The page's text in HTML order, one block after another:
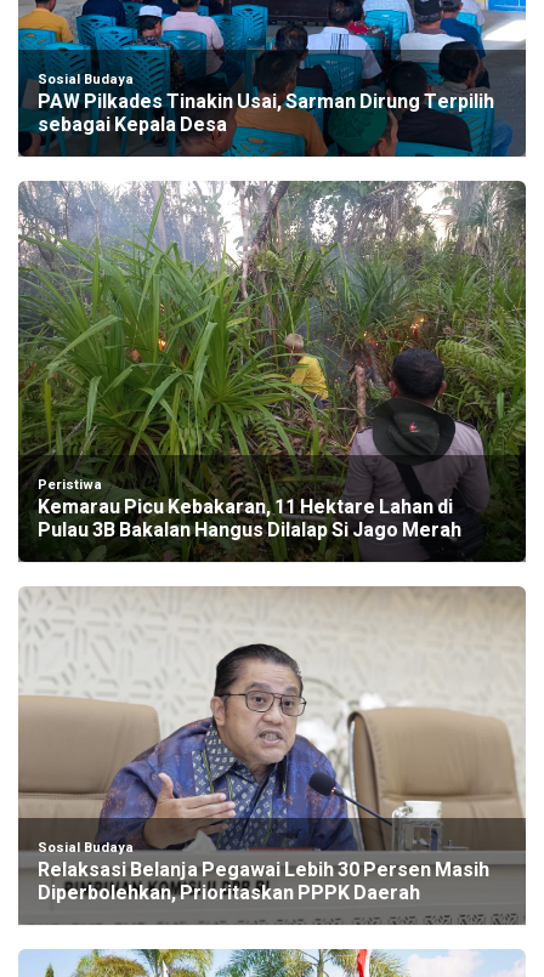
Sosial Budaya
PAW Pilkades Tinakin Usai, Sarman Dirung Terpilih
sebagai Kepala Desa
Peristiwa
Kemarau Picu Kebakaran, 11 Hektare Lahan di
Pulau 3B Bakalan Hangus Dilalap Si Jago Merah
Sosial Budaya
Relaksasi Belanja Pegawai Lebih 30 Persen Masih
Diperbolehkan, Prioritaskan PPPK Daerah